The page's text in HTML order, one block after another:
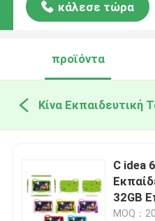
κάλεσε τώρα
προϊόντα
C idea
32GB
CM78
MOQ：20